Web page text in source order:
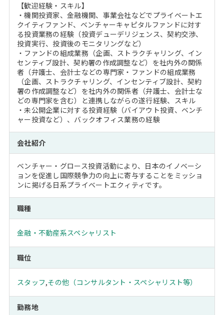
【歓迎経験・スキル】
・機関投資家、金融機関、事業会社などでプライベートエ
クイティファンド、ベンチャーキャピタルファンドに対す
る投資業務の経験（投資デューデリジェンス、契約交渉、
投資実行、投資後のモニタリングなど）
・ファンドの組成業務（企画、ストラクチャリング、イン
センティブ設計、契約署の作成調整など）を社内外の関係
者（弁護士、会計士などの専門家・ファンドの組成業務
（企画、ストラクチャリング、インセンティブ設計、契約
署の作成調整など）を社内外の関係者（弁護士、会計士な
どの専門家を含む）と連携しながらの遂行経験、スキル
・未公開企業に対する投資経験（バイアウト投資、ベンチ
ャー投資など）、バックオフィス業務の経験
会社紹介
ベンチャー・グロース投資活動により、日本のイノベーシ
ョンを促進し国際競争力の向上に寄与することをミッショ
ンに掲げる日系プライベートエクィティです。
職種
金融・不動産系スペシャリスト
職位
スタッフ,その他（コンサルタント・スペシャリスト等）
勤務地